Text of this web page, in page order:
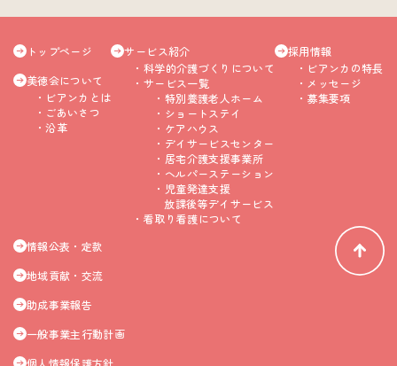
トップページ
美徳会について
ビアンカとは
ごあいさつ
沿革
サービス紹介
科学的介護づくりについて
サービス一覧
特別養護老人ホーム
ショートステイ
ケアハウス
デイサービスセンター
居宅介護支援事業所
ヘルパーステーション
児童発達支援
放課後等デイサービス
看取り看護について
採用情報
ビアンカの特長
メッセージ
募集要項
情報公表・定款
地域貢献・交流
助成事業報告
一般事業主行動計画